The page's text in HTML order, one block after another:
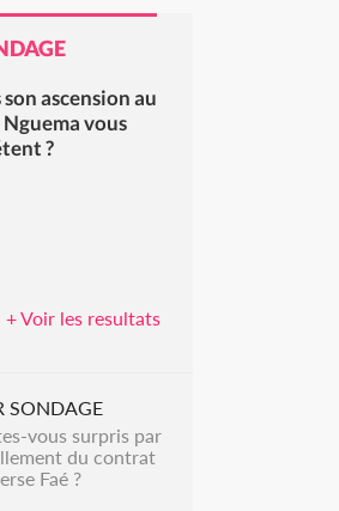
ascension au
vous
?
+ Voir les resultats
SONDAGE
vous surpris par
du contrat
Faé ?